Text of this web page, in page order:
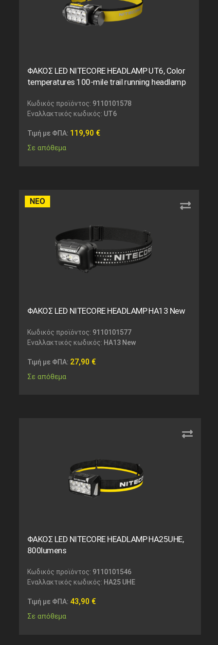
ΦΑΚΟΣ LED NITECORE HEADLAMP UT6, Color
temperatures 100-mile trail running headlamp
Κωδικός προϊόντος: 9110101578
Εναλλακτικός κωδικός: UT6
Τιμή με ΦΠΑ: 119,90 €
Σε απόθεμα
ΝΕΟ
ΦΑΚΟΣ LED NITECORE HEADLAMP HA13 New
Κωδικός προϊόντος: 9110101577
Εναλλακτικός κωδικός: HA13 New
Τιμή με ΦΠΑ: 27,90 €
Σε απόθεμα
ΦΑΚΟΣ LED NITECORE HEADLAMP HA25UHE,
800lumens
Κωδικός προϊόντος: 9110101546
Εναλλακτικός κωδικός: HA25 UHE
Τιμή με ΦΠΑ: 43,90 €
Σε απόθεμα